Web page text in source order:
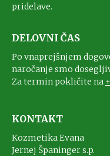
pridelave.
DELOVNI ČAS
Po vnaprejšnjem
naročanje smo
Za termin pokličite na
KONTAKT
Kozmetika Evana
Jernej Španinger s.p.